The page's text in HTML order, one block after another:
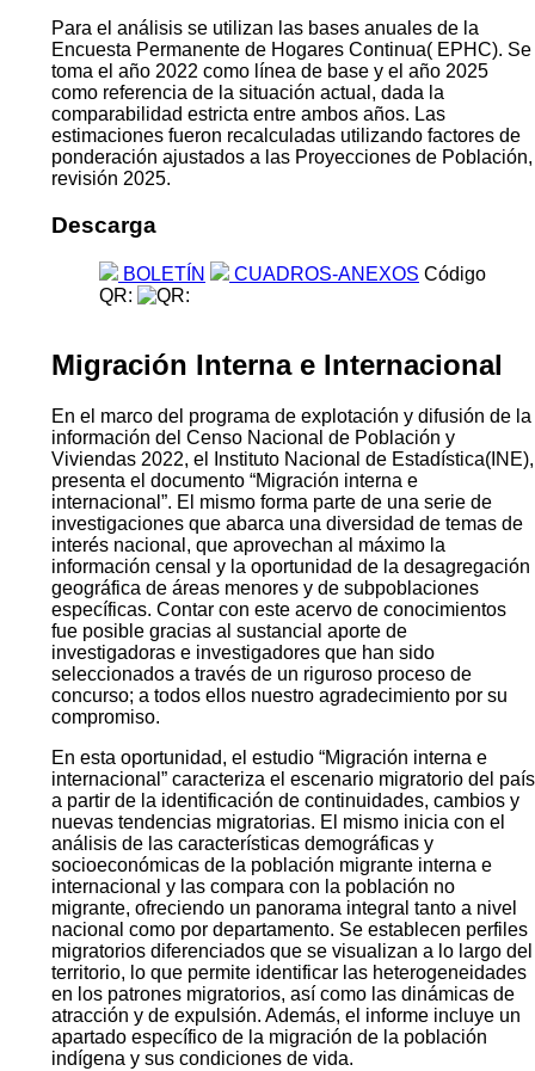
Para el análisis se utilizan las bases anuales de la
Encuesta Permanente de Hogares Continua( EPHC). Se
toma el año 2022 como línea de base y el año 2025
como referencia de la situación actual, dada la
comparabilidad estricta entre ambos años. Las
estimaciones fueron recalculadas utilizando factores de
ponderación ajustados a las Proyecciones de Población,
revisión 2025.
Descarga
BOLETÍN CUADROS-ANEXOS Código
QR:
Migración Interna e Internacional
En el marco del programa de explotación y difusión de la
información del Censo Nacional de Población y
Viviendas 2022, el Instituto Nacional de Estadística(INE),
presenta el documento “Migración interna e
internacional”. El mismo forma parte de una serie de
investigaciones que abarca una diversidad de temas de
interés nacional, que aprovechan al máximo la
información censal y la oportunidad de la desagregación
geográfica de áreas menores y de subpoblaciones
específicas. Contar con este acervo de conocimientos
fue posible gracias al sustancial aporte de
investigadoras e investigadores que han sido
seleccionados a través de un riguroso proceso de
concurso; a todos ellos nuestro agradecimiento por su
compromiso.
En esta oportunidad, el estudio “Migración interna e
internacional” caracteriza el escenario migratorio del país
a partir de la identificación de continuidades, cambios y
nuevas tendencias migratorias. El mismo inicia con el
análisis de las características demográficas y
socioeconómicas de la población migrante interna e
internacional y las compara con la población no
migrante, ofreciendo un panorama integral tanto a nivel
nacional como por departamento. Se establecen perfiles
migratorios diferenciados que se visualizan a lo largo del
territorio, lo que permite identificar las heterogeneidades
en los patrones migratorios, así como las dinámicas de
atracción y de expulsión. Además, el informe incluye un
apartado específico de la migración de la población
indígena y sus condiciones de vida.